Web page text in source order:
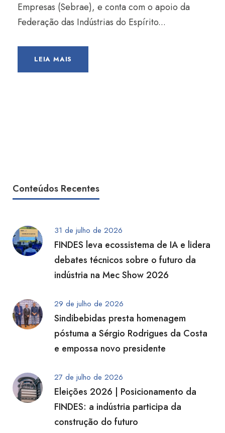
Empresas (Sebrae), e conta com o apoio da
Federação das Indústrias do Espírito...
LEIA MAIS
Conteúdos Recentes
31 de julho de 2026
FINDES leva ecossistema de IA e lidera
debates técnicos sobre o futuro da
indústria na Mec Show 2026
29 de julho de 2026
Sindibebidas presta homenagem
póstuma a Sérgio Rodrigues da Costa
e empossa novo presidente
27 de julho de 2026
Eleições 2026 | Posicionamento da
FINDES: a indústria participa da
construção do futuro